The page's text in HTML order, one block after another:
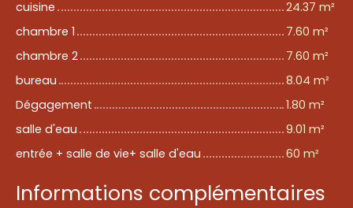
cuisine
24.37 m²
chambre 1
7.60 m²
chambre 2
7.60 m²
bureau
8.04 m²
Dégagement
1.80 m²
salle d'eau
9.01 m²
entrée + salle de vie+ salle d'eau
60 m²
Informations complémentaires